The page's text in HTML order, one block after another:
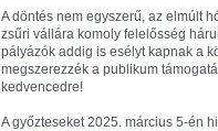
A döntés nem egyszerű, az elmúlt
zsűri vállára komoly felelősség
pályázók addig is esélyt kapnak a
megszerezzék a publikum
kedvencedre!
A győzteseket 2025. március 5-én